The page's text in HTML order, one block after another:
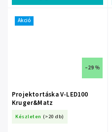
Akció
–29 %
Projektortáska V-LED100
Kruger&Matz
Készleten (>20 db)